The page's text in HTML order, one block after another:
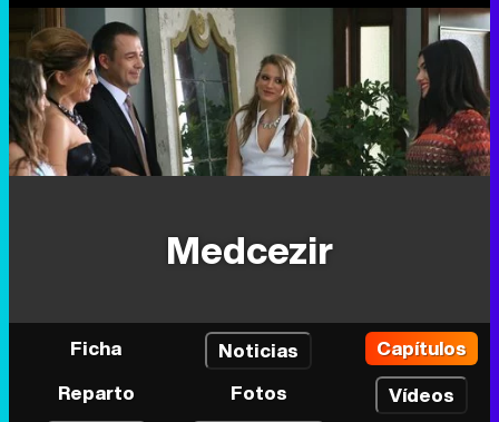
Medcezir
Ficha Noticias
Capítulos
Reparto
Fotos
Vídeos